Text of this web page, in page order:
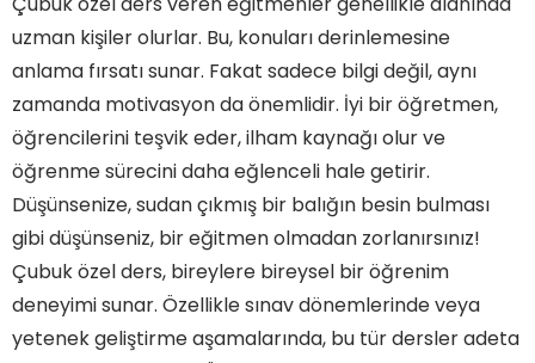
uzman kişiler olurlar. Bu, konuları derinlemesine
anlama fırsatı sunar. Fakat sadece bilgi değil, aynı
zamanda motivasyon da önemlidir. İyi bir öğretmen,
öğrencilerini teşvik eder, ilham kaynağı olur ve
öğrenme sürecini daha eğlenceli hale getirir.
Düşünsenize, sudan çıkmış bir balığın besin bulması
gibi düşünseniz, bir eğitmen olmadan zorlanırsınız!
Çubuk özel ders, bireylere bireysel bir öğrenim
deneyimi sunar. Özellikle sınav dönemlerinde veya
yetenek geliştirme aşamalarında, bu tür dersler adeta
Hızlı Okuma Programına Nasıl Katılabilirim?
Çubuk’ta Başarıya Giden Yol: Özel Dersin
Avantajları
Eğitimde Fark Yaratacak: Çubuk’ta Özel Ders
Deneyimleri
Çubuk Özel Ders: Geleceğinizi Şekillendiren Bir
Seçim
Zorlu Matematik ve Fen: Çubuk’ta Özel Ders ile
Çözüm
Çubuk’ta Eğitimde Yeni Bir Dönem: Özel Dersin
Gücü
Sınav Stresine Son! Çubuk’taki Özel Ders
Seçenekleri
Sıkça Sorulan Sorular
Çubuk Özel Ders Nedir?